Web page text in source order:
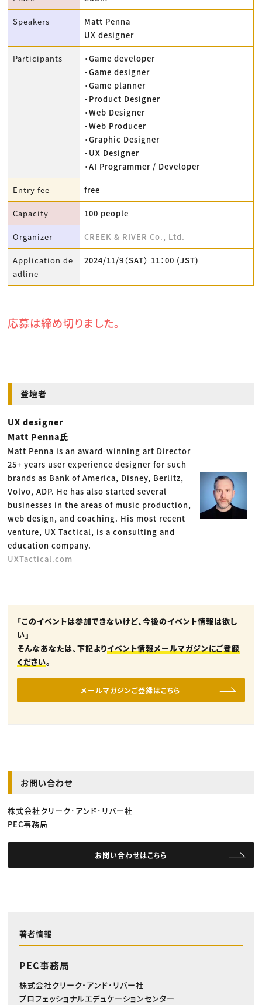
Speakers
Matt Penna
UX designer
Participants
・Game developer
・Game designer
・Game planner
・Product Designer
・Web Designer
・Web Producer
・Graphic Designer
・UX Designer
・AI Programmer / Developer
Entry fee free
Capacity 100 people
Organizer CREEK & RIVER Co., Ltd.
Application de
adline
2024/11/9（SAT） 11：00 (JST)
応募は締め切りました。
登壇者
UX designer
Matt Penna氏
Matt Penna is an award-winning art Director
25+ years user experience designer for such
brands as Bank of America, Disney, Berlitz,
Volvo, ADP. He has also started several
businesses in the areas of music production,
web design, and coaching. His most recent
venture, UX Tactical, is a consulting and
education company.
UXTactical.com
「このイベントは参加できないけど、今後のイベント情報は欲し
い」
そんなあなたは、下記よりイベント情報メールマガジンにご登録
ください。
メールマガジンご登録はこちら
お問い合わせ
株式会社クリーク･アンド･リバー社
PEC事務局
お問い合わせはこちら
著者情報
PEC事務局
株式会社クリーク・アンド・リバー社
プロフェッショナルエデュケーションセンター